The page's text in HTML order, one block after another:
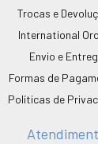
Trocas e
International
Envio e
Formas de
Políticas de